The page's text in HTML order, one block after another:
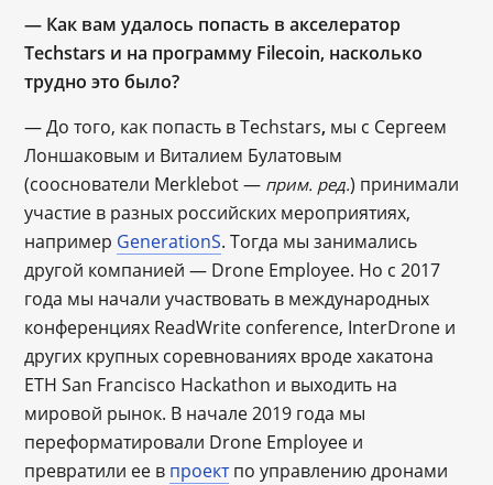
— Как вам удалось попасть в акселератор
Techstars и на программу Filecoin, насколько
трудно это было?
— До того, как попасть в Techstars, мы с Сергеем
Лоншаковым и Виталием Булатовым
(сооснователи Merklebot — прим. ред.) принимали
участие в разных российских мероприятиях,
например GenerationS. Тогда мы занимались
другой компанией — Drone Employee. Но с 2017
года мы начали участвовать в международных
конференциях ReadWrite conference, InterDrone и
других крупных соревнованиях вроде хакатона
ETH San Francisco Hackathon и выходить на
мировой рынок. В начале 2019 года мы
переформатировали Drone Employee и
превратили ее в проектпо управлению дронами